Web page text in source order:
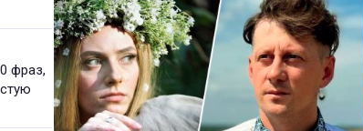
фраз,